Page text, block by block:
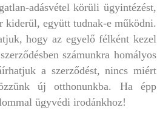
adásvétel körüli ügyintézést,
kiderül, együtt tudnak-e működni.
hogy az egyelő félként kezel
számunkra homályos
a szerződést, nincs miért
új otthonunkba. Ha épp
ügyvédi irodánkhoz!